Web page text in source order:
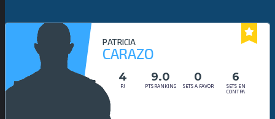
PATRICIA
CARAZO
4
PJ
9.0
PTS RANKING
0
SETS A FAVOR
6
SETS EN
CONTRA